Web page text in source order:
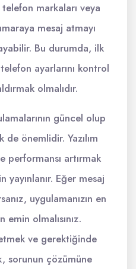
markaları veya
mesaj atmayı
Bu durumda, ilk
ayarlarını kontrol
olmalıdır.
güncel olup
de önemlidir. Yazılım
performansı artırmak
yayınlanır. Eğer mesaj
uygulamanızın en
olmalısınız.
ve gerektiğinde
sorunun çözümüne